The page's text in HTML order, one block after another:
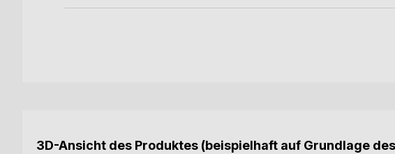
3D-Ansicht des Produktes (beispielhaft auf Grundlage